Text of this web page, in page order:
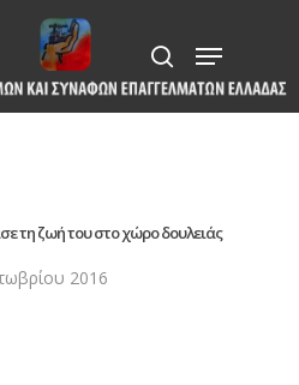
search
Menu
τη ζωή του στο χώρο δουλειάς
2016